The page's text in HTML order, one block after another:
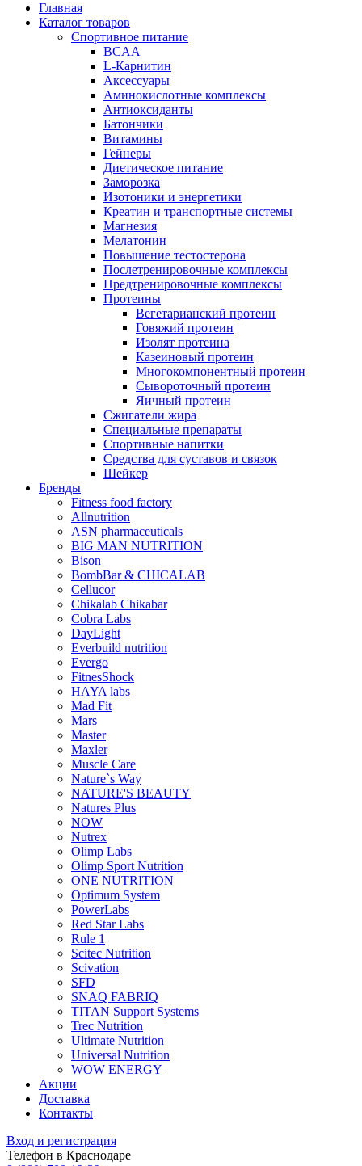
Главная
Каталог товаров
Спортивное питание
BCAA
L-Карнитин
Аксессуары
Аминокислотные комплексы
Антиоксиданты
Батончики
Витамины
Гейнеры
Диетическое питание
Заморозка
Изотоники и энергетики
Креатин и транспортные системы
Магнезия
Мелатонин
Повышение тестостерона
Послетренировочные комплексы
Предтренировочные комплексы
Протеины
Вегетарианский протеин
Говяжий протеин
Изолят протеина
Казеиновый протеин
Многокомпонентный протеин
Сывороточный протеин
Яичный протеин
Сжигатели жира
Специальные препараты
Спортивные напитки
Средства для суставов и связок
Шейкер
Бренды
Fitness food factory
Allnutrition
ASN pharmaceuticals
BIG MAN NUTRITION
Bison
BombBar & CHICALAB
Cellucor
Chikalab Chikabar
Cobra Labs
DayLight
Everbuild nutrition
Evergo
FitnesShock
HAYA labs
Mad Fit
Mars
Master
Maxler
Muscle Care
Nature`s Way
NATURE'S BEAUTY
Natures Plus
NOW
Nutrex
Olimp Labs
Olimp Sport Nutrition
ONE NUTRITION
Optimum System
PowerLabs
Red Star Labs
Rule 1
Scitec Nutrition
Scivation
SFD
SNAQ FABRIQ
TITAN Support Systems
Trec Nutrition
Ultimate Nutrition
Universal Nutrition
WOW ENERGY
Акции
Доставка
Контакты
Вход и регистрация
Телефон в Краснодаре